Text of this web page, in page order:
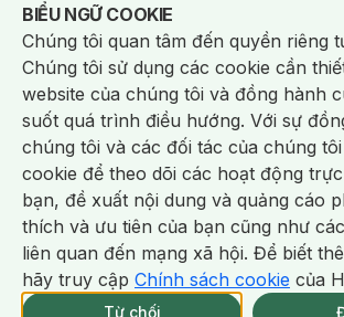
Chăm Sóc Cá Nhân
Chống Muỗi /Khẩu Trang /Máy Massage/Mặt Nạ Xông Hơi /
Sản Phẩm Chăm Sóc Khác /Bàn Chải Đánh Răng /Bàn Chải
Hỗ Trợ Trắng Răng/Kem Đánh Răng /Máy Tăm Nước/ Nước
Tăm / Chỉ Nha Khoa/ Xịt Thơm Miệng / Dung Dịch Vệ Sinh/
Khăn Ướt Vệ Sinh Vùng Kín/Băng Vệ Sinh/Tampon/Bọt
Máy Cạo Râu
Vấn Đề Về Da
Da Dầu / Lỗ Chân Lông To/ Da Khô / Mất Nước/ Da Lão Hóa/
Da Nhạy Cảm / Kích Ứng
Da Xỉn Màu Thâm / Nám / Tàn
Quầng Thâm & Bọng Mắt /Sẹo /Viêm Da Cơ Địa
Dụng Cụ / Phụ Kiện Chăm Sóc Da
Bông Tẩy Trang
Khăn Lau Mặt Khô Dụng Cụ / Máy Rửa Mặt
Dụng Cụ Chăm Sóc Khác
BIỂU NGỮ COOKIE
Notice about cookies usage
Chúng tôi quan tâm đến quyền riêng
Chúng tôi sử dụng các cookie cần
website của chúng tôi và đồng hành
suốt quá trình điều hướng. Với sự
chúng tôi và các đối tác của chúng
cookie để theo dõi các hoạt động
bạn, đề xuất nội dung và quảng cáo
thích và ưu tiên của bạn cũng như
liên quan đến mạng xã hội. Để biết
hãy truy cập Chính sách cookie của
Từ chối